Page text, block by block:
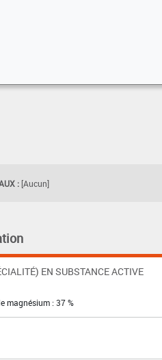
: [Aucun]
EN SUBSTANCE ACTIVE
magnésium : 37 %